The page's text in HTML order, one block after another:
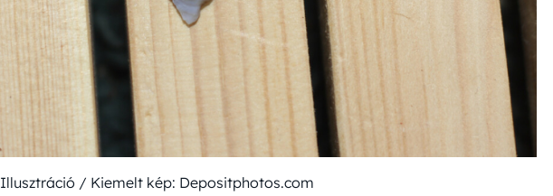
Illusztráció / Kiemelt kép: Depositphotos.com